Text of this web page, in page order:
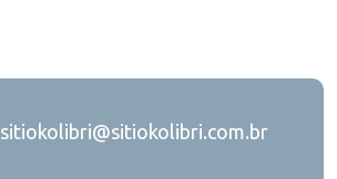
sitiokolibri@sitiokolibri.com.br